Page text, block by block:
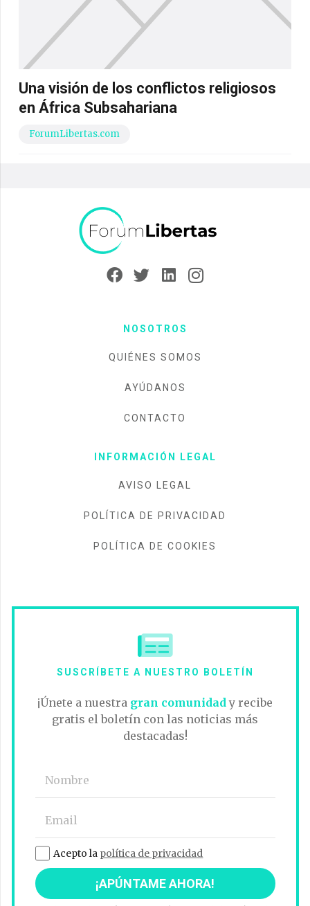
Una visión de los conflictos religiosos
en África Subsahariana
ForumLibertas.com
NOSOTROS
QUIÉNES SOMOS
AYÚDANOS
CONTACTO
INFORMACIÓN LEGAL
AVISO LEGAL
POLÍTICA DE PRIVACIDAD
POLÍTICA DE COOKIES
SUSCRÍBETE A NUESTRO BOLETÍN
¡Únete a nuestra gran comunidad y recibe
gratis el boletín con las noticias más
destacadas!
Acepto la política de privacidad